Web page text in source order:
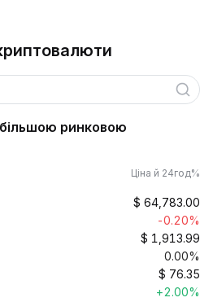
ринковою
Ціна й 24год%
$ 64,783.00
-0.20%
$ 1,913.99
0.00%
$ 76.35
+2.00%